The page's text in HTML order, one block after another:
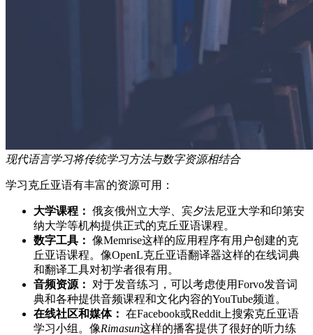
现代语言学习将传统学习方法与数字资源相结合
学习克丘亚语有丰富的资源可用：
大学课程： 俄亥俄州立大学、宾夕法尼亚大学和印第安
纳大学等机构提供正式的克丘亚语课程。
数字工具： 像Memrise这样的应用程序有用户创建的克
丘亚语课程。像OpenL克丘亚语翻译器这样的在线词典
和翻译工具对初学者很有用。
音频资源：
对于发音练习，可以考虑使用Forvo发音词
典和各种提供音频课程和文化内容的YouTube频道。
在线社区和媒体： 在Facebook或Reddit上搜索克丘亚语
学习小组。像Rimasun这样的播客提供了很好的听力练